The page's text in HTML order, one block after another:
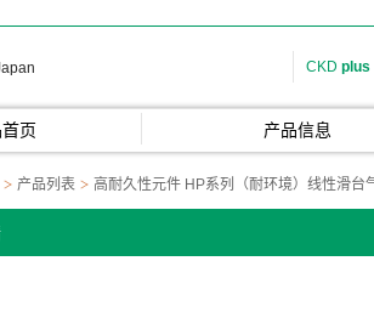
CKD plus
页 产品信息
产品列表 高耐久性元件 HP系列（耐环境）线性滑台